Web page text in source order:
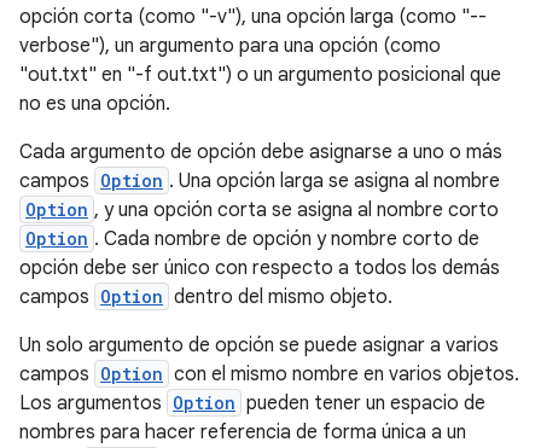
opción corta (como "-v"), una opción larga (como "--
verbose"), un argumento para una opción (como
"out.txt" en "-f out.txt") o un argumento posicional que
no es una opción.
Cada argumento de opción debe asignarse a uno o más
campos Option . Una opción larga se asigna al nombre
Option , y una opción corta se asigna al nombre corto
Option . Cada nombre de opción y nombre corto de
opción debe ser único con respecto a todos los demás
campos Option dentro del mismo objeto.
Un solo argumento de opción se puede asignar a varios
campos Option con el mismo nombre en varios objetos.
Los argumentos Option pueden tener un espacio de
nombres para hacer referencia de forma única a un